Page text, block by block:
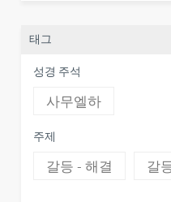
태그
성경 주석
사무엘하
주제
갈등 - 해결 갈